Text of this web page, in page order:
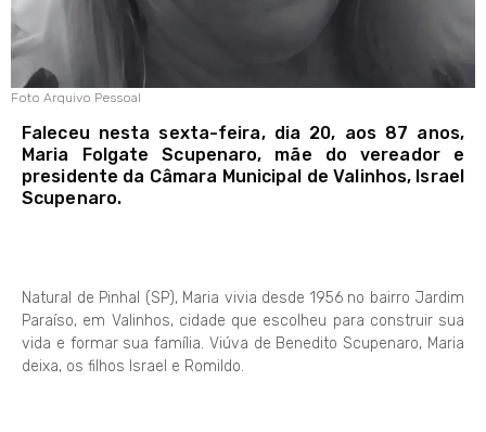
Foto Arquivo Pessoal
Faleceu nesta sexta-feira, dia 20, aos 87 anos,
Maria Folgate Scupenaro, mãe do vereador e
presidente da Câmara Municipal de Valinhos, Israel
Scupenaro.
Natural de Pinhal (SP), Maria vivia desde 1956 no bairro Jardim
Paraíso, em Valinhos, cidade que escolheu para construir sua
vida e formar sua família. Viúva de Benedito Scupenaro, Maria
deixa, os filhos Israel e Romildo.